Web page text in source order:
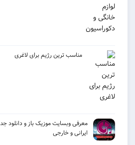
مناسب ترین رژیم برای لاغری
معرفی وبسایت موزیک باز و دانلود جدیدترین آهنگ های
ایرانی و خارجی